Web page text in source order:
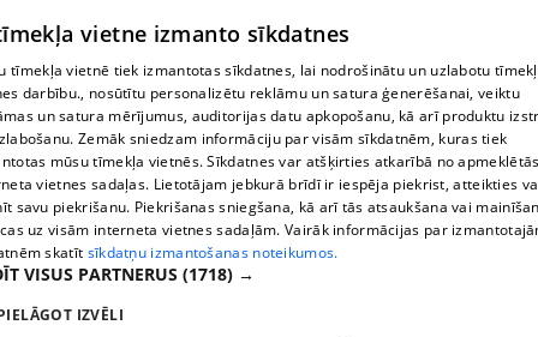
vietne izmanto sīkdatnes
tīmekļa vietnē tiek izmantotas sīkdatnes, lai nodrošinātu un uzlabotu
darbību., nosūtītu personalizētu reklāmu un satura ģenerēšanai, veiktu
un satura mērījumus, auditorijas datu apkopošanu, kā arī produktu
Zemāk sniedzam informāciju par visām sīkdatnēm, kuras tiek
mūsu tīmekļa vietnēs. Sīkdatnes var atšķirties atkarībā no
vietnes sadaļas. Lietotājam jebkurā brīdī ir iespēja piekrist, atteikties
savu piekrišanu. Piekrišanas sniegšana, kā arī tās atsaukšana vai
uz visām interneta vietnes sadaļām. Vairāk informācijas par
skatīt sīkdatņu izmantošanas noteikumos.
VISUS PARTNERUS (1718) →
IZVĒLI